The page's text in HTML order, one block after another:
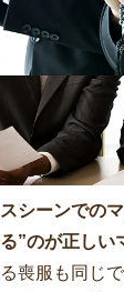
シーンでの
”のが正しい
喪服も同じ